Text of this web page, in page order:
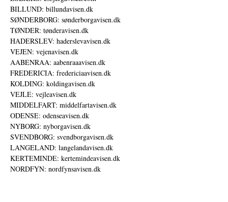
BILLUND: billundavisen.dk
SØNDERBORG: sønderborgavisen.dk
TØNDER: tønderavisen.dk
HADERSLEV: haderslevavisen.dk
VEJEN: vejenavisen.dk
AABENRAA: aabenraaavisen.dk
FREDERICIA: fredericiaavisen.dk
KOLDING: koldingavisen.dk
VEJLE: vejleavisen.dk
MIDDELFART: middelfartavisen.dk
ODENSE: odenseavisen.dk
NYBORG: nyborgavisen.dk
SVENDBORG: svendborgavisen.dk
LANGELAND: langelandavisen.dk
KERTEMINDE: kertemindeavisen.dk
NORDFYN: nordfynsavisen.dk